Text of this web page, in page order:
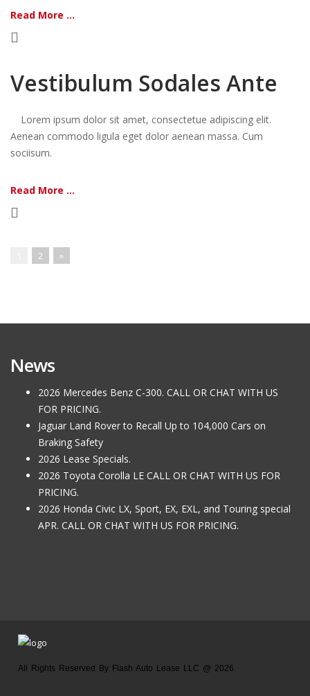
Read More ...
Vestibulum Sodales Ante
Lorem ipsum dolor sit amet, consectetue adipiscing elit.
Aenean commodo ligula eget dolor aenean massa. Cum
sociisum.
Read More ...
2 »
News
2026 Mercedes Benz C-300. CALL OR CHAT WITH US
FOR PRICING.
Jaguar Land Rover to Recall Up to 104,000 Cars on
Braking Safety
2026 Lease Specials.
2026 Toyota Corolla LE CALL OR CHAT WITH US FOR
PRICING.
2026 Honda Civic LX, Sport, EX, EXL, and Touring special
APR. CALL OR CHAT WITH US FOR PRICING.
All Rights Reserved By Flash Auto Lease LLC @ 2026